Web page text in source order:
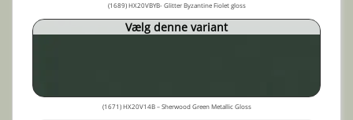
(1689) HX20VBYB- Glitter Byzantine Fiolet gloss
Vælg denne variant
(1671) HX20V14B – Sherwood Green Metallic Gloss